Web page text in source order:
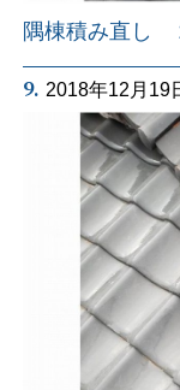
隅棟積み直し
9. 2018年12月19